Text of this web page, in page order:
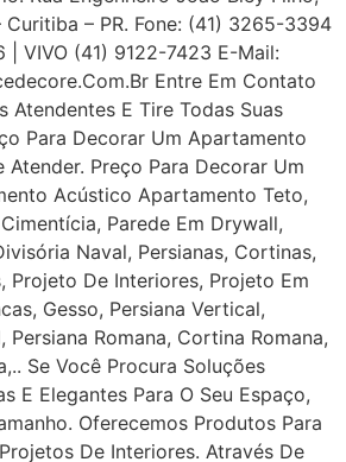
Curitiba – PR. Fone: (41) 3265-3394
| VIVO (41) 9122-7423 E-Mail:
Entre Em Contato
Atendentes E Tire Todas Suas
Para Decorar Um Apartamento
Atender. Preço Para Decorar Um
Acústico Apartamento Teto,
Parede Em Drywall,
Naval, Persianas, Cortinas,
Projeto De Interiores, Projeto Em
Gesso, Persiana Vertical,
Persiana Romana, Cortina Romana,
Se Você Procura Soluções
E Elegantes Para O Seu Espaço,
Oferecemos Produtos Para
De Interiores. Através De